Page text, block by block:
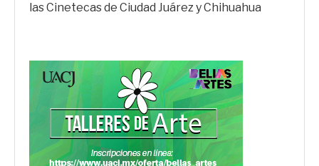
las Cinetecas de Ciudad Juárez y Chihuahua